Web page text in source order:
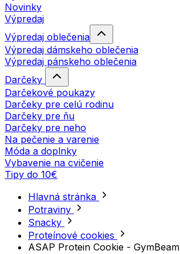
Novinky
Výpredaj
Výpredaj oblečenia
Výpredaj dámskeho oblečenia
Výpredaj pánskeho oblečenia
Darčeky
Darčekové poukazy
Darčeky pre celú rodinu
Darčeky pre ňu
Darčeky pre neho
Na pečenie a varenie
Móda a doplnky
Vybavenie na cvičenie
Tipy do 10€
Hlavná stránka
Potraviny
Snacky
Proteínové cookies
ASAP Protein Cookie - GymBeam